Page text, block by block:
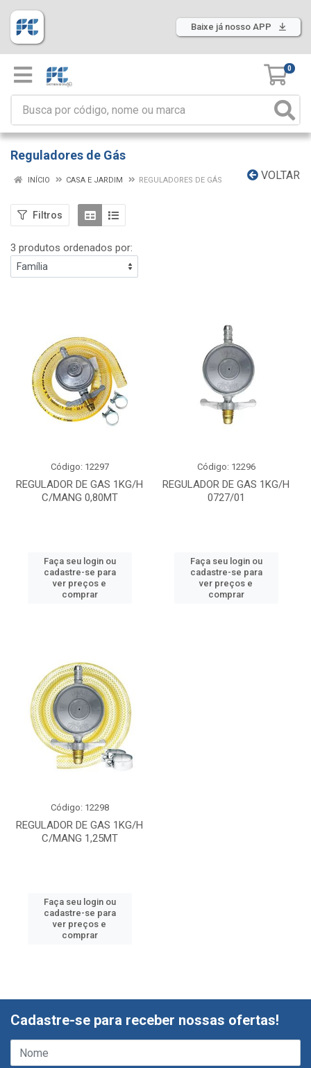
Baixe já nosso APP
0
Reguladores de Gás
VOLTAR
INÍCIO CASA E JARDIM REGULADORES DE GÁS
Filtros
3 produtos ordenados por:
REGULADOR DE GAS 1KG/H
C/MANG 0,80MT
Código: 12297
Faça seu login ou
cadastre-se para
ver preços e
comprar
REGULADOR DE GAS 1KG/H
0727/01
Código: 12296
Faça seu login ou
cadastre-se para
ver preços e
comprar
REGULADOR DE GAS 1KG/H
C/MANG 1,25MT
Código: 12298
Faça seu login ou
cadastre-se para
ver preços e
comprar
Cadastre-se para receber nossas ofertas!